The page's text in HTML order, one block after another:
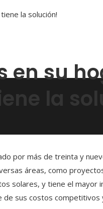
la solución!
en su
la
por más de treinta y
áreas, como
solares, y tiene el mayor
de sus costos competitivos